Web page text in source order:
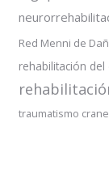
Red Menni de
rehabilitación
traumatismo